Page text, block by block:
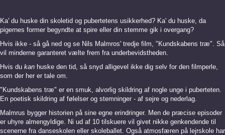
Ka' du huske din skoletid og pubertetens usikkerhed? Ka' du huske, da
pigernes former begyndte at spire eller din stemme gik i overgang?
Hvis ikke - så gå ned og se Nils Malmros' tredje film, "Kundskabens træ" . Så
vil minderne garanteret vælte frem fra underbevidstheden.
Hvis du kan huske den tid, så snyd alligevel ikke dig selv for den filmperle,
som der her er tale om.
"Kundskabens træ" er en smuk, alvorlig skildring af nogle unge i puberteten.
En poetisk skildring af følelser og stemninger - af sejre og nederlag.
Malmrus bygger historien på sine egne erindringer. Men de præcise episoder
er uhyre almengyldige. Ni ud af 10 tilskuere vil givet nikke genkendende til
scenerne fra danseskolen eller skoleballet. Også atmosfæren på lejrskole har